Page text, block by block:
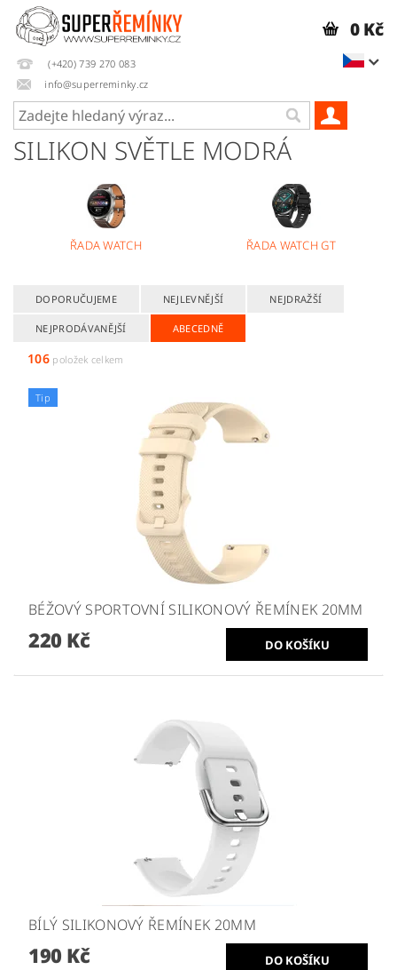
(+420) 739 270 083
info@superreminky.cz
0 Kč
SILIKON SVĚTLE MODRÁ
ŘADA WATCH ŘADA WATCH GT
DOPORUČUJEME NEJLEVNĚJŠÍ NEJDRAŽŠÍ
NEJPRODÁVANĚJŠÍ ABECEDNĚ
106položek celkem
Tip
BÉŽOVÝ SPORTOVNÍ SILIKONOVÝ ŘEMÍNEK 20MM
220 Kč
BÍLÝ SILIKONOVÝ ŘEMÍNEK 20MM
190 Kč